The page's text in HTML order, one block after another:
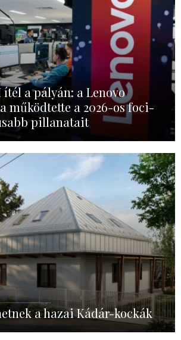
a pályán: a Lenovo
működtette a 2026-os foci-
pillanatait
a hazai Kádár-kockák